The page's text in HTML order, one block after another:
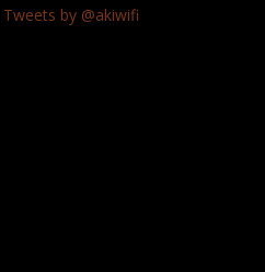
Tweets by @akiwifi